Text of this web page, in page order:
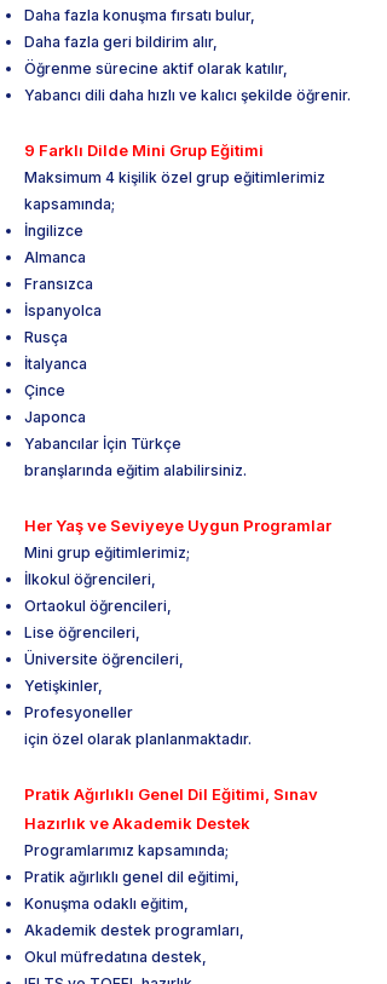
Daha fazla konuşma fırsatı bulur,
Daha fazla geri bildirim alır,
Öğrenme sürecine aktif olarak katılır,
Yabancı dili daha hızlı ve kalıcı şekilde öğrenir.
9 Farklı Dilde Mini Grup Eğitimi
Maksimum 4 kişilik özel grup eğitimlerimiz
kapsamında;
İngilizce
Almanca
Fransızca
İspanyolca
Rusça
İtalyanca
Çince
Japonca
Yabancılar İçin Türkçe
branşlarında eğitim alabilirsiniz.
Her Yaş ve Seviyeye Uygun Programlar
Mini grup eğitimlerimiz;
İlkokul öğrencileri,
Ortaokul öğrencileri,
Lise öğrencileri,
Üniversite öğrencileri,
Yetişkinler,
Profesyoneller
için özel olarak planlanmaktadır.
Pratik Ağırlıklı Genel Dil Eğitimi, Sınav
Hazırlık ve Akademik Destek
Programlarımız kapsamında;
Pratik ağırlıklı genel dil eğitimi,
Konuşma odaklı eğitim,
Akademik destek programları,
Okul müfredatına destek,